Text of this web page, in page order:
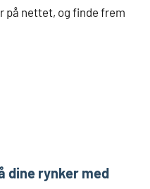
på nettet, og finde frem
dine rynker med